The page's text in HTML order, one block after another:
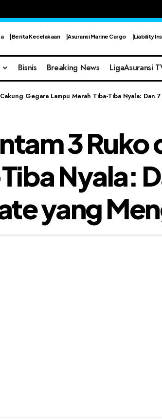
Berita Kecelakaan Asuransi Marine Cargo Liability
Bisnis Breaking News LigaAsuransi
Gegara Lampu Merah Tiba-Tiba Nyala:
3
Nyala:
yang